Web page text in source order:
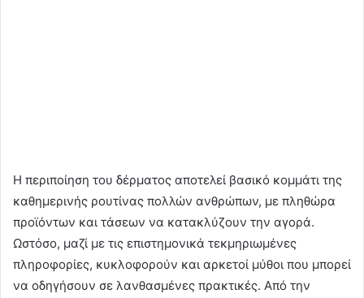
Η περιποίηση του δέρματος αποτελεί βασικό κομμάτι της
καθημερινής ρουτίνας πολλών ανθρώπων, με πληθώρα
προϊόντων και τάσεων να κατακλύζουν την αγορά.
Ωστόσο, μαζί με τις επιστημονικά τεκμηριωμένες
πληροφορίες, κυκλοφορούν και αρκετοί μύθοι που μπορεί
να οδηγήσουν σε λανθασμένες πρακτικές. Από την